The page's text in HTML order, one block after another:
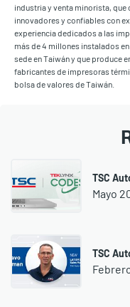
industria y venta minorista,
innovadores y confiables con
experiencia dedicados a las
más de 4 millones instalados
sede en Taiwán y que produce
fabricantes de impresoras
bolsa de valores de Taiwán.
TSC
Mayo
TSC